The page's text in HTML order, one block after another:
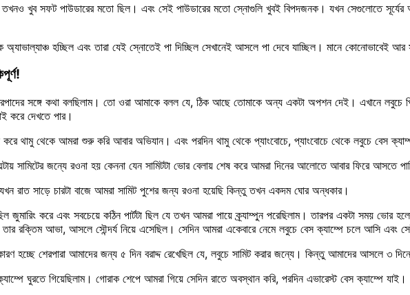
খুব সফট পাউডারের মতো ছিল। এবং সেই পাউডারের মতো স্নোগুলি খুবই বিপদজনক। যখন সেগুলোতে
হচ্ছিল এবং তারা যেই স্নোতেই পা দিচ্ছিল সেখানেই আসলে পা দেবে যাচ্ছিল। মানে কোনোভাবেই
সঙ্গে কথা বলছিলাম। তো ওরা আমাকে বলল যে, ঠিক আছে তোমাকে অন্য একটা অপশন দেই। এখানে লবুচে
করে দেখতে পার।
করে থামু থেকে আমরা শুরু করি আবার অভিযান। এবং পরদিন থামু থেকে প্যাংবোচে, প্যাংবোচে থেকে লবুচে বেস
সামিটের জন্যে রওনা হয় কেননা যেন সামিটটা ভোর বেলায় শেষ করে আমরা দিনের আলোতে আবার ফিরে আসতে
রাত সাড়ে চারটা বাজে আমরা সামিট পুশের জন্য রওনা হয়েছি কিন্তু তখন একদম ঘোর অন্ধকার।
জুমারিং করে এবং সবচেয়ে কঠিন পার্টটা ছিল যে তখন আমরা পায়ে ক্র্যাম্পুন পরেছিলাম। তারপর একটা সময়
রক্তিম আভা, আসলে সৌন্দর্য নিয়ে এসেছিল। সেদিন আমরা একেবারে নেমে লবুচে বেস ক্যাম্পে চলে আসি এবং
হচ্ছে শেরপারা আমাদের জন্য ৫ দিন বরাদ্দ রেখেছিল যে, লবুচে সামিট করার জন্যে। কিন্তু আমাদের আসলে ৩
ঘুরতে গিয়েছিলাম। গোরাক শেপে আমরা গিয়ে সেদিন রাতে অবস্থান করি, পরদিন এভারেস্ট বেস ক্যাম্পে